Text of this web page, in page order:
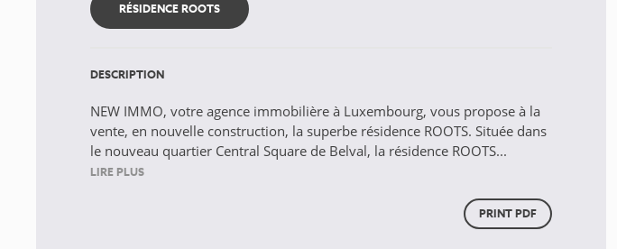
RÉSIDENCE ROOTS
DESCRIPTION
NEW IMMO, votre agence immobilière à Luxembourg, vous propose à la
vente, en nouvelle construction, la superbe résidence ROOTS. Située dans
le nouveau quartier Central Square de Belval, la résidence ROOTS...
LIRE PLUS
PRINT PDF